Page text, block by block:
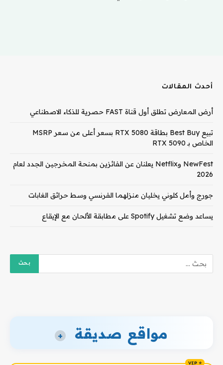
أحدث المقالات
أرض المعارض تطلق أول قناة FAST حصرية للذكاء الاصطناعي
تبيع Best Buy بطاقة RTX 5080 بسعر أعلى من سعر MSRP
الخاص بـ RTX 5090
NewFest وNetflix يعلنان عن الفائزين بمنحة المخرجين الجدد لعام
2026
جورج وأمل كلوني يخليان منزلهما الفرنسي وسط حرائق الغابات
يساعد وضع تشغيل Spotify على مطابقة الألحان مع الإيقاع
مواقع صديقة +